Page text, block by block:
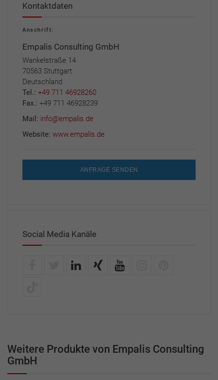
Kontaktdaten
Anschrift:
Empalis Consulting GmbH
Wankelstraße 14
70563 Stuttgart
Deutschland
Tel.: +49 711 46928260
Fax.: +49 711 46928239
Mail: info@empalis.de
Website: www.empalis.de
ANFRAGE SENDEN
Social Media Kanäle
Weitere Produkte von Empalis Consulting
GmbH